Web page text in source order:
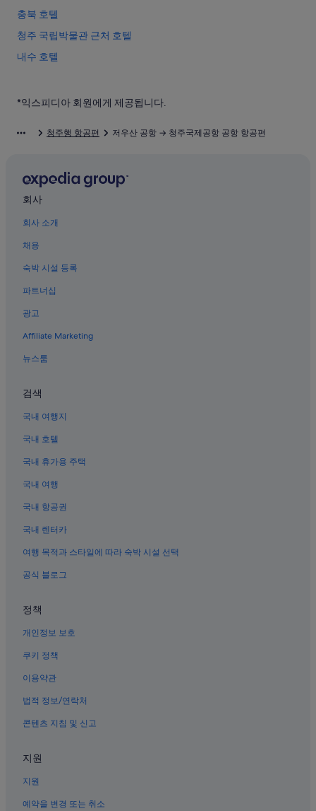
충북 호텔
청주 국립박물관 근처 호텔
내수 호텔
청주고인쇄박물관 근처 호텔
흥덕사지 근처 호텔
상당산성 근처 호텔
충북의 가족 여행 호텔
청주국제공항 근처 호텔
정북동 토성 근처 호텔
충북의 타운하우스
내수의 수영장이 있는 호텔
내수의 비즈니스 호텔
내수의 4성급 호텔
내수의 스파가 있는 리조트 및 호텔
충북의 WiFi 제공 호텔
운보의 집 근처 호텔
국립현대미술관 청주 근처 호텔
내수의 3성급 호텔
신미술관 근처 호텔
충북의 농장체험 숙박 시설
충북의 온수 욕조가 있는 호텔
청주볼링장 근처 호텔
내수의 2성급 호텔
충북의 스파가 있는 리조트 및 호텔
충북의 빌라
*익스피디아 회원에게 제공됩니다.
청주행 항공편 저우산 공항 → 청주국제공항 공항 항공편
회사
회사 소개
채용
숙박 시설 등록
파트너십
광고
Affiliate Marketing
뉴스룸
검색
국내 여행지
국내 호텔
국내 휴가용 주택
국내 여행
국내 항공권
국내 렌터카
여행 목적과 스타일에 따라 숙박 시설 선택
공식 블로그
정책
개인정보 보호
쿠키 정책
이용약관
법적 정보/연락처
콘텐츠 지침 및 신고
지원
지원
예약을 변경 또는 취소